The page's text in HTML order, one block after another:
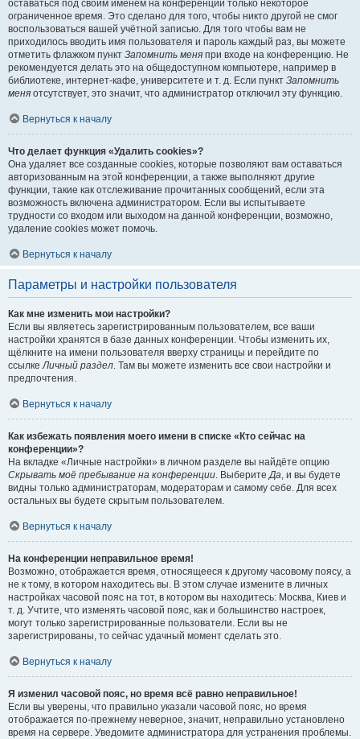
оставаться под своим именем на конференции только некоторое
ограниченное время. Это сделано для того, чтобы никто другой не смог
воспользоваться вашей учётной записью. Для того чтобы вам не
приходилось вводить имя пользователя и пароль каждый раз, вы можете
отметить флажком пункт Запомнить меня при входе на конференцию. Не
рекомендуется делать это на общедоступном компьютере, например в
библиотеке, интернет-кафе, университете и т. д. Если пункт Запомнить
меня отсутствует, это значит, что администратор отключил эту функцию.
Вернуться к началу
Что делает функция «Удалить cookies»?
Она удаляет все созданные cookies, которые позволяют вам оставаться
авторизованным на этой конференции, а также выполняют другие
функции, такие как отслеживание прочитанных сообщений, если эта
возможность включена администратором. Если вы испытываете
трудности со входом или выходом на данной конференции, возможно,
удаление cookies может помочь.
Вернуться к началу
Параметры и настройки пользователя
Как мне изменить мои настройки?
Если вы являетесь зарегистрированным пользователем, все ваши
настройки хранятся в базе данных конференции. Чтобы изменить их,
щёлкните на имени пользователя вверху страницы и перейдите по
ссылкеЛичный раздел. Там вы можете изменить все свои настройки и
предпочтения.
Вернуться к началу
Как избежать появления моего имени в списке «Кто сейчас на
конференции»?
На вкладке «Личные настройки» в личном разделе вы найдёте опцию
Скрывать моё пребывание на конференции. ВыберитеДа, и вы будете
видны только администраторам, модераторам и самому себе. Для всех
остальных вы будете скрытым пользователем.
Вернуться к началу
На конференции неправильное время!
Возможно, отображается время, относящееся к другому часовому поясу, а
не к тому, в котором находитесь вы. В этом случае измените в личных
настройках часовой пояс на тот, в котором вы находитесь: Москва, Киев и
т. д. Учтите, что изменять часовой пояс, как и большинство настроек,
могут только зарегистрированные пользователи. Если вы не
зарегистрированы, то сейчас удачный момент сделать это.
Вернуться к началу
Я изменил часовой пояс, но время всё равно неправильное!
Если вы уверены, что правильно указали часовой пояс, но время
отображается по-прежнему неверное, значит, неправильно установлено
время на сервере. Уведомите администратора для устранения проблемы.